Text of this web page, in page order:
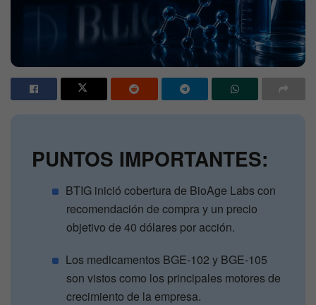
PUNTOS IMPORTANTES:
BTIG inició cobertura de BioAge Labs con
recomendación de compra y un precio
objetivo de 40 dólares por acción.
Los medicamentos BGE-102 y BGE-105
son vistos como los principales motores de
crecimiento de la empresa.